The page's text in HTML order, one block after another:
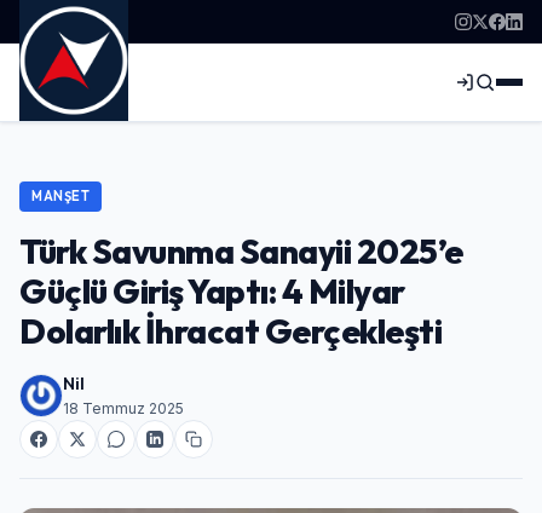
MANŞET
Türk Savunma Sanayii 2025’e
Güçlü Giriş Yaptı: 4 Milyar
Dolarlık İhracat Gerçekleşti
Nil
18 Temmuz 2025